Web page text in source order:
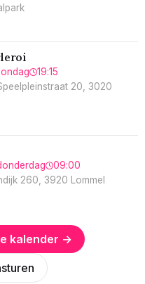
19:15
20, 3020
09:00
260, 3920 Lommel
kalender →